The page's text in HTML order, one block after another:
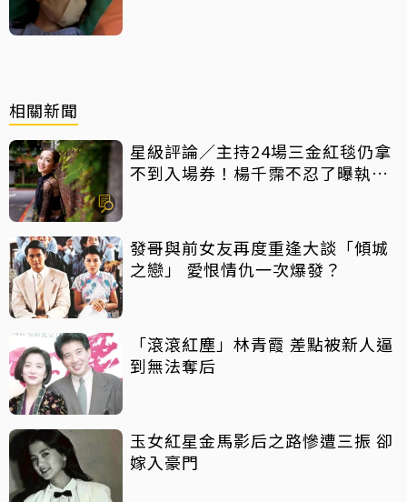
相關新聞
星級評論／主持24場三金紅毯仍拿
不到入場券！楊千霈不忍了曝執委
發哥與前女友再度重逢大談「傾城
之戀」 愛恨情仇一次爆發？
「滾滾紅塵」林青霞 差點被新人逼
到無法奪后
玉女紅星金馬影后之路慘遭三振 卻
嫁入豪門